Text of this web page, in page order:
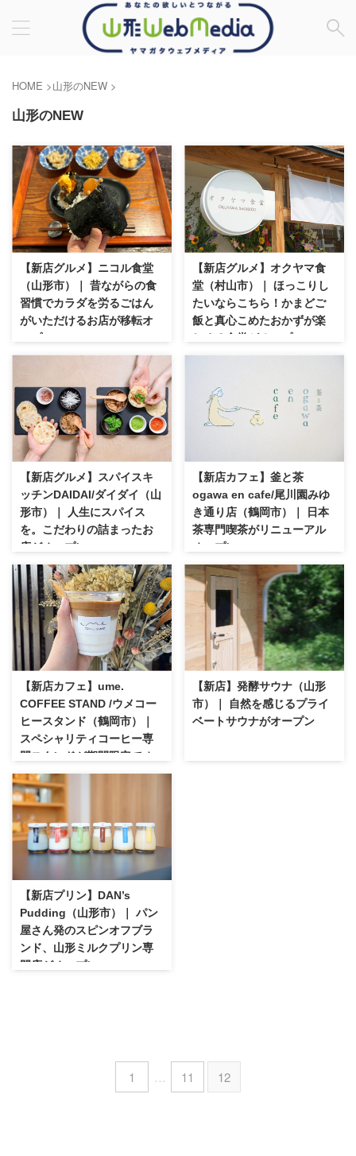
HOME >山形のNEW >
山形のNEW
【新店グルメ】ニコル食堂
（山形市）｜ 昔ながらの食
習慣でカラダを労るごはん
がいただけるお店が移転オ
ープン
【新店グルメ】オクヤマ食
堂（村山市）｜ ほっこりし
たいならこちら！かまどご
飯と真心こめたおかずが楽
しめる食堂がオープン
【新店グルメ】スパイスキ
ッチンDAIDAI/ダイダイ（山
形市）｜ 人生にスパイス
を。こだわりの詰まったお
店がオープン
【新店カフェ】釜と茶
ogawa en cafe/尾川園みゆ
き通り店（鶴岡市）｜ 日本
茶専門喫茶がリニューアル
オープン
【新店カフェ】ume.
COFFEE STAND /ウメコー
ヒースタンド（鶴岡市）｜
スペシャリティコーヒー専
門スタンドが期間限定でオ
ープン
【新店】発酵サウナ（山形
市）｜ 自然を感じるプライ
ベートサウナがオープン
【新店プリン】DAN’s
Pudding（山形市）｜ パン
屋さん発のスピンオフブラ
ンド、山形ミルクプリン専
門店がオープン
1 … 11 12